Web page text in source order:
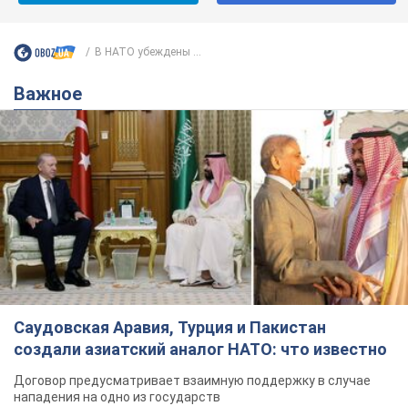
В НАТО убеждены ...
Важное
Саудовская Аравия, Турция и Пакистан
создали азиатский аналог НАТО: что известно
Договор предусматривает взаимную поддержку в случае
нападения на одно из государств